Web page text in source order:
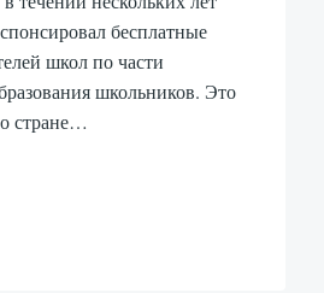
бесплатные
школ по части
школьников. Это
стране…